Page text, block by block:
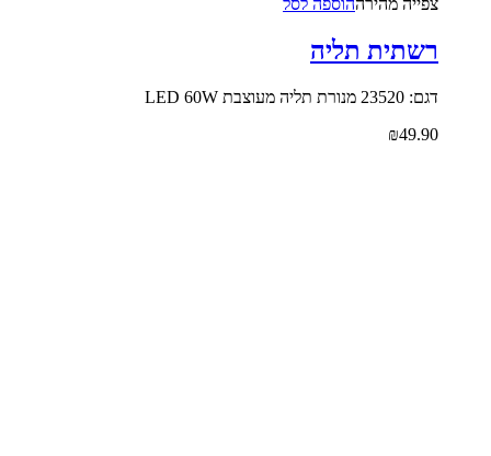
רשתית תליה
דגם: 23520 מנורת תליה מעוצבת LED 60W
₪49.90